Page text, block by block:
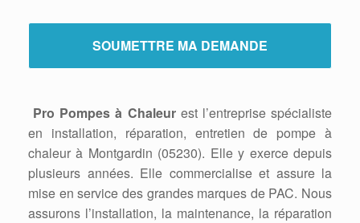
Pro Pompes à Chaleurest l’entreprise spécialiste
en installation, réparation, entretien de pompe à
chaleur à Montgardin (05230). Elle y exerce depuis
plusieurs années. Elle commercialise et assure la
mise en service des grandes marques de PAC. Nous
assurons l’installation, la maintenance, la réparation